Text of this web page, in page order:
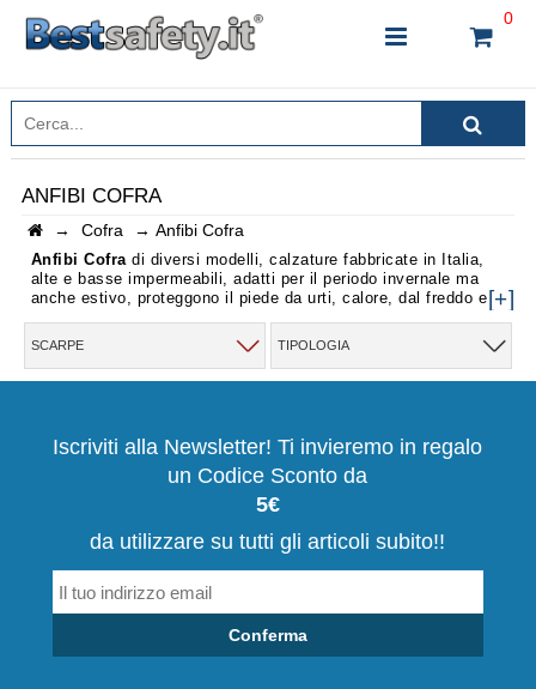
0
INSERISCI IL NOME DEL PRODOTTO CHE STAI
CERCANDO
CHIUDI RICERCA
ANFIBI COFRA
→ Cofra → Anfibi Cofra
Anfibi Cofradi diversi modelli, calzature fabbricate in Italia,
alte e basse impermeabili, adatti per il periodo invernale ma
anche estivo, proteggono il piede da urti, calore, dal freddo e
massima protezione sul posto di lavoro.
[+]
SCARPE TIPOLOGIA
Iscriviti alla Newsletter! Ti invieremo in regalo
un Codice Sconto da
5€
da utilizzare su tutti gli articoli subito!!
Conferma